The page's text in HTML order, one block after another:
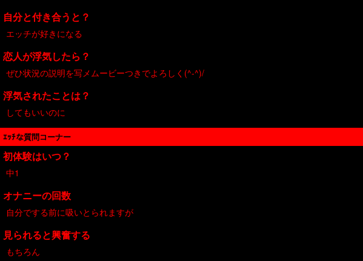
自分と付き合うと？
エッチが好きになる
恋人が浮気したら？
ぜひ状況の説明を写メムービーつきでよろしく(^-^)/
浮気されたことは？
してもいいのに
ｴｯﾁな質問コーナー
初体験はいつ？
中1
オナニーの回数
自分でする前に吸いとられますが
見られると興奮する
もちろん